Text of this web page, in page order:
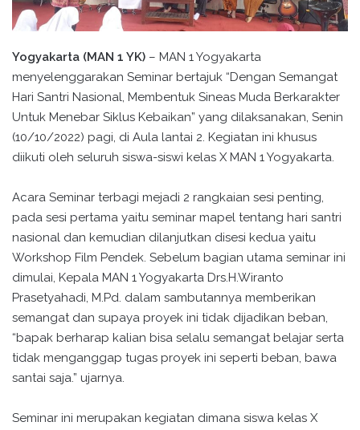
Yogyakarta (MAN 1 YK) – MAN 1 Yogyakarta
menyelenggarakan Seminar bertajuk “Dengan Semangat
Hari Santri Nasional, Membentuk Sineas Muda Berkarakter
Untuk Menebar Siklus Kebaikan” yang dilaksanakan, Senin
(10/10/2022) pagi, di Aula lantai 2. Kegiatan ini khusus
diikuti oleh seluruh siswa-siswi kelas X MAN 1 Yogyakarta.
Acara Seminar terbagi mejadi 2 rangkaian sesi penting,
pada sesi pertama yaitu seminar mapel tentang hari santri
nasional dan kemudian dilanjutkan disesi kedua yaitu
Workshop Film Pendek. Sebelum bagian utama seminar ini
dimulai, Kepala MAN 1 Yogyakarta Drs.H.Wiranto
Prasetyahadi, M.Pd. dalam sambutannya memberikan
semangat dan supaya proyek ini tidak dijadikan beban,
“bapak berharap kalian bisa selalu semangat belajar serta
tidak menganggap tugas proyek ini seperti beban, bawa
santai saja.” ujarnya.
Seminar ini merupakan kegiatan dimana siswa kelas X